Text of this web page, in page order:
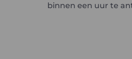
binnen een uur te